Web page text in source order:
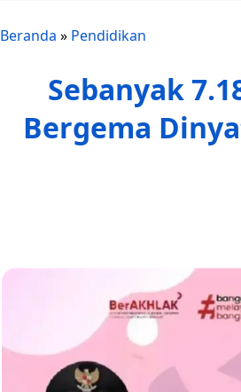
Beranda » Pendidikan
Sebanyak
Bergema